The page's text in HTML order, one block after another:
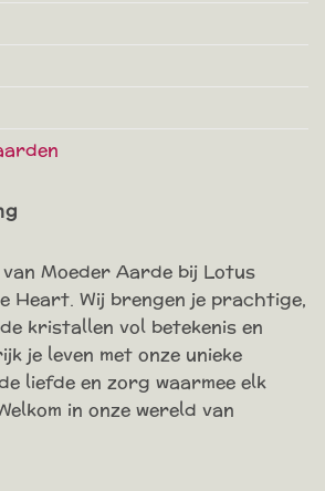
Moeder Aarde bij Lotus
Heart. Wij brengen je prachtige,
kristallen vol betekenis en
je leven met onze unieke
liefde en zorg waarmee elk
in onze wereld van